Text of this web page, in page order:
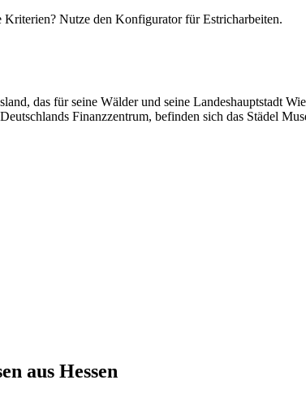
Kriterien? Nutze den Konfigurator fürEstricharbeiten.
das für seine Wälder und seine Landeshauptstadt
Finanzzentrum, befinden sich das Städel
aus Hessen